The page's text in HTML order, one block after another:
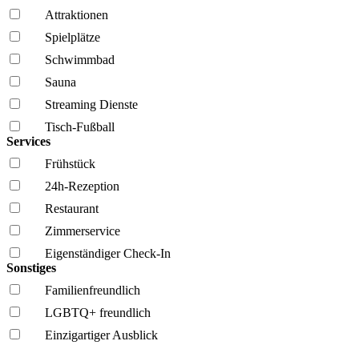
Attraktionen
Spielplätze
Schwimmbad
Sauna
Streaming Dienste
Tisch-Fußball
Services
Frühstück
24h-Rezeption
Restaurant
Zimmerservice
Eigenständiger Check-In
Sonstiges
Familien­freundlich
LGBTQ+ freundlich
Einzigartiger Ausblick